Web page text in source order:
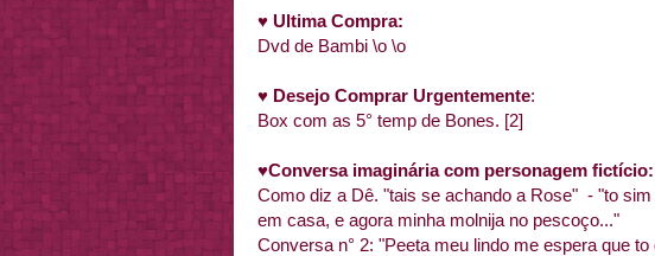
♥ Ultima Compra:
Dvd de Bambi \o \o
♥ Desejo Comprar Urgentemente:
Box com as 5° temp de Bones. [2]
♥Conversa imaginária com personagem fictício:
Como diz a Dê. "tais se achando a Rose" - "to
em casa, e agora minha molnija no pescoço..."
Conversa n° 2: "Peeta meu lindo me espera que